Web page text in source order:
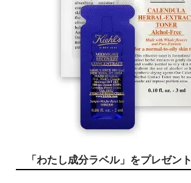
「わたし成分ラベル」をプレゼント